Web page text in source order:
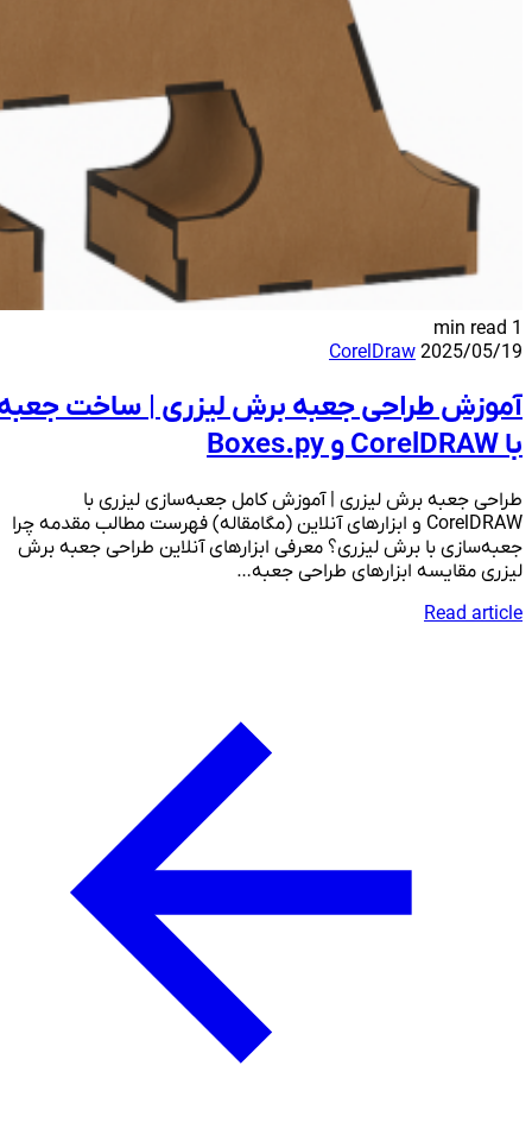
2025/05/19
CorelDraw
آموزش طراحی جعبه برش لیزری | ساخت جعبه
با CorelDRAW و Boxes.py
طراحی جعبه برش لیزری | آموزش کامل جعبه‌سازی لیزری با
CorelDRAW و ابزارهای آنلاین (مگامقاله) فهرست مطالب مقدمه چرا
جعبه‌سازی با برش لیزری؟ معرفی ابزارهای آنلاین طراحی جعبه برش
لیزری مقایسه ابزارهای طراحی جعبه…
Read article